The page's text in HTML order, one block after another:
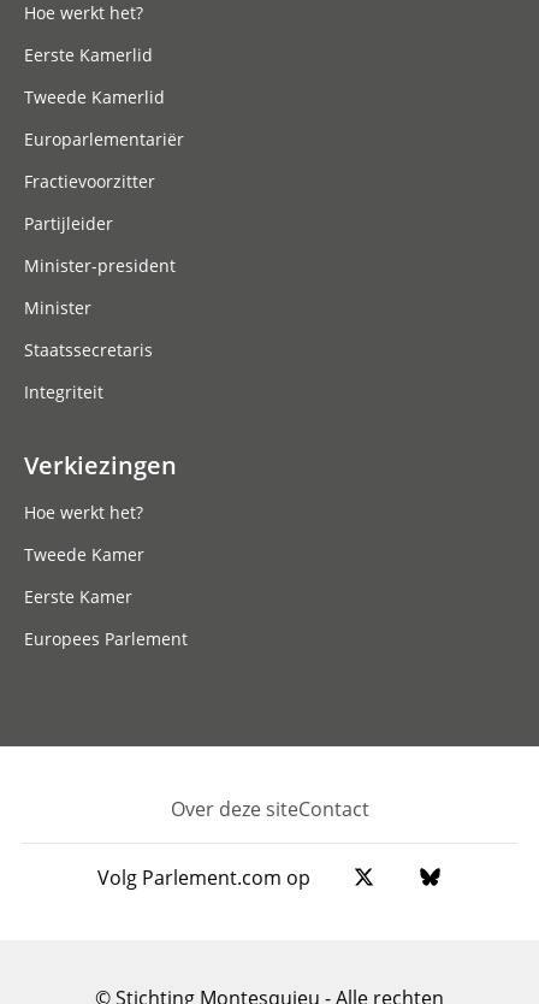
Hoe werkt het?
Eerste Kamerlid
Tweede Kamerlid
Europarlementariër
Fractievoorzitter
Partijleider
Minister-president
Minister
Staatssecretaris
Integriteit
Verkiezingen
Hoe werkt het?
Tweede Kamer
Eerste Kamer
Europees Parlement
Footer
Over deze siteContact
Volg Parlement.com op
© Stichting Montesquieu - Alle rechten